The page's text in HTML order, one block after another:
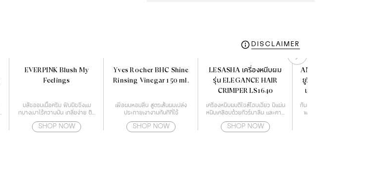
DISCLAIMER
EVERPINK Blush My
Feelings
บลัชออนเนื้อครีม ฟินนิชชิ่งแม
ทบางเบาไร้ความมัน เกลี่ยง่าย ติด
SHOP NOW
Yves Rocher BHC Shine
Rinsing Vinegar 150 ml.
เพื่อผมหอมลื่น สูตรเส้นผมเปล่ง
ประกายเงางามทันทีที่ใช้
SHOP NOW
LESASHA เครื่องหนีบผม
รุ่น ELEGANCE HAIR
CRIMPER LS1640
เครื่องหนีบผมดีไซส์โฉบเฉี่ยว มีแผ่น
หนีบเคลือบด้วยทัวร์มาลีน และคามี
ความร้อนไม่ให้ผมแห้งจนเกินไป
SHOP NOW
ANESSA อเนสซ่า เพอร์เฟค
ยูวี ซันสกรีน สกินแคร์ มิลค์
เอ็น เอสพีเอฟ 50 60 มล.
กันแดดเนื้อน้ำนม บางเบา ฟื้นบำรุง
พร้อมปกป้องสูงสุดในทุกสภาวะ